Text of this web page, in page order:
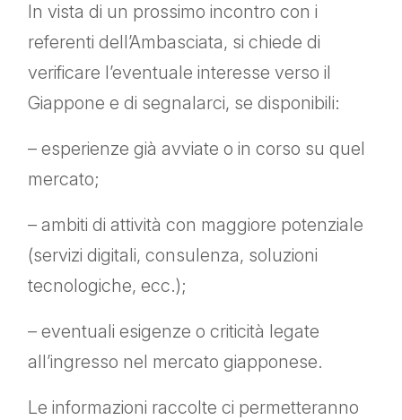
In vista di un prossimo incontro con i
referenti dell’Ambasciata, si chiede di
verificare l’eventuale interesse verso il
Giappone e di segnalarci, se disponibili:
– esperienze già avviate o in corso su quel
mercato;
– ambiti di attività con maggiore potenziale
(servizi digitali, consulenza, soluzioni
tecnologiche, ecc.);
– eventuali esigenze o criticità legate
all’ingresso nel mercato giapponese.
Le informazioni raccolte ci permetteranno